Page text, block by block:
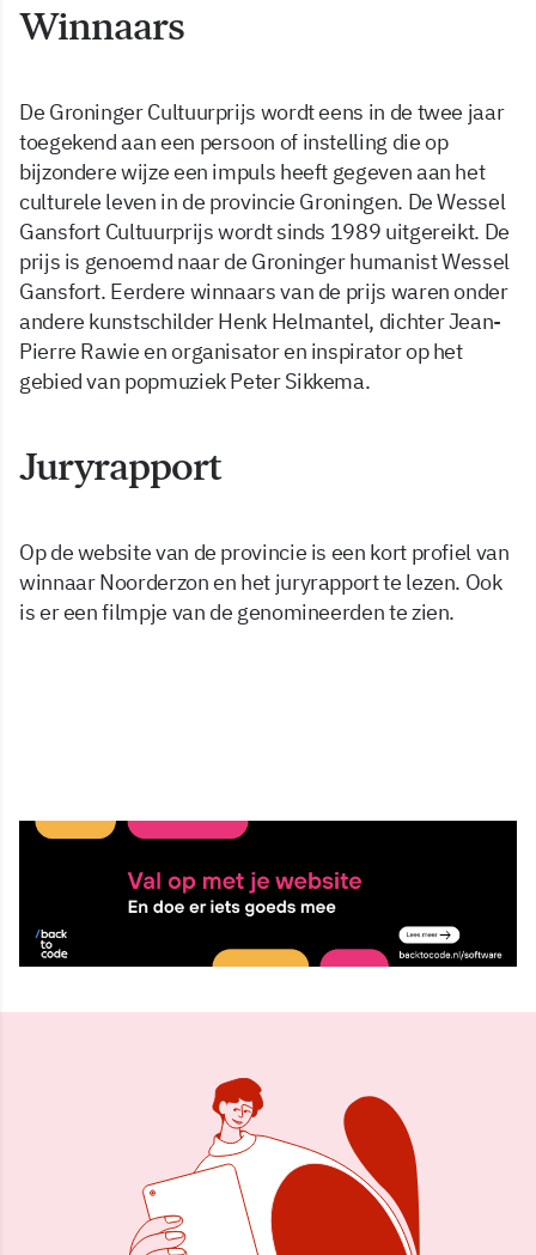
Winnaars
De Groninger Cultuurprijs wordt eens in de twee jaar
toegekend aan een persoon of instelling die op
bijzondere wijze een impuls heeft gegeven aan het
culturele leven in de provincie Groningen. De Wessel
Gansfort Cultuurprijs wordt sinds 1989 uitgereikt. De
prijs is genoemd naar de Groninger humanist Wessel
Gansfort. Eerdere winnaars van de prijs waren onder
andere kunstschilder Henk Helmantel, dichter Jean-
Pierre Rawie en organisator en inspirator op het
gebied van popmuziek Peter Sikkema.
Juryrapport
Op de website van de provincie is een kort profiel van
winnaar Noorderzon en het juryrapport te lezen. Ook
is er een filmpje van de genomineerden te zien.
11 jun 2015, 20:27
Delen